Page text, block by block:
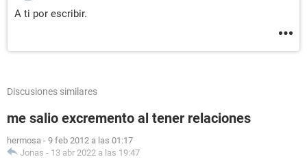
A ti por escribir.
Discusiones similares
me salio excremento al tener relaciones
hermosa - 9 feb 2012 a las 01:17
Jonas - 13 abr 2022 a las 19:47